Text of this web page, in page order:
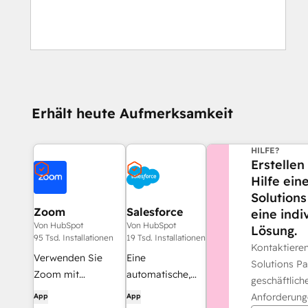
Erhält heute Aufmerksamkeit
Zoom
Von HubSpot
95 Tsd. Installationen
Verwenden Sie
Zoom mit
HubSpot-
App
Salesforce
Von HubSpot
19 Tsd. Installationen
Eine
automatische,
bidirektionale
App
HILFE?
Hilfe
eine
Lösung.
Solutions